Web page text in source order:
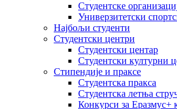
Студентске
Универзитетски
Најбољи студенти
Студентски центри
Студентски центар
Студентски културни
Стипендије и праксе
Студентска пракса
Студентска летња
Конкурси за Еразмус+